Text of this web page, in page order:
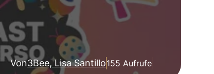
Von3Bee, Lisa Santillo155 Aufrufe